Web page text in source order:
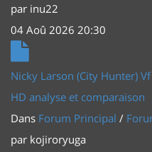
par inu22
04 Aoû 2026 20:30
Nicky Larson (City Hunter)
HD analyse et comparaison
Dans Forum Principal /
par kojiroryuga